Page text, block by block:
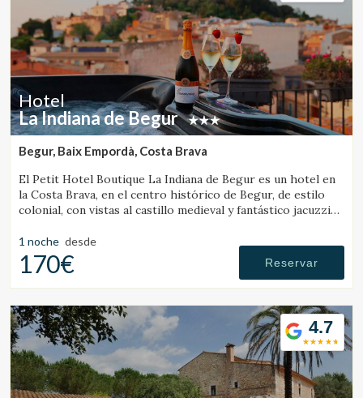
Hotel
La Indiana de Begur
Begur, Baix Empordà, Costa Brava
El Petit Hotel Boutique La Indiana de Begur es un hotel en
la Costa Brava, en el centro histórico de Begur, de estilo
colonial, con vistas al castillo medieval y fantástico jacuzzi
1 noche desde
170€ Reservar
4.7